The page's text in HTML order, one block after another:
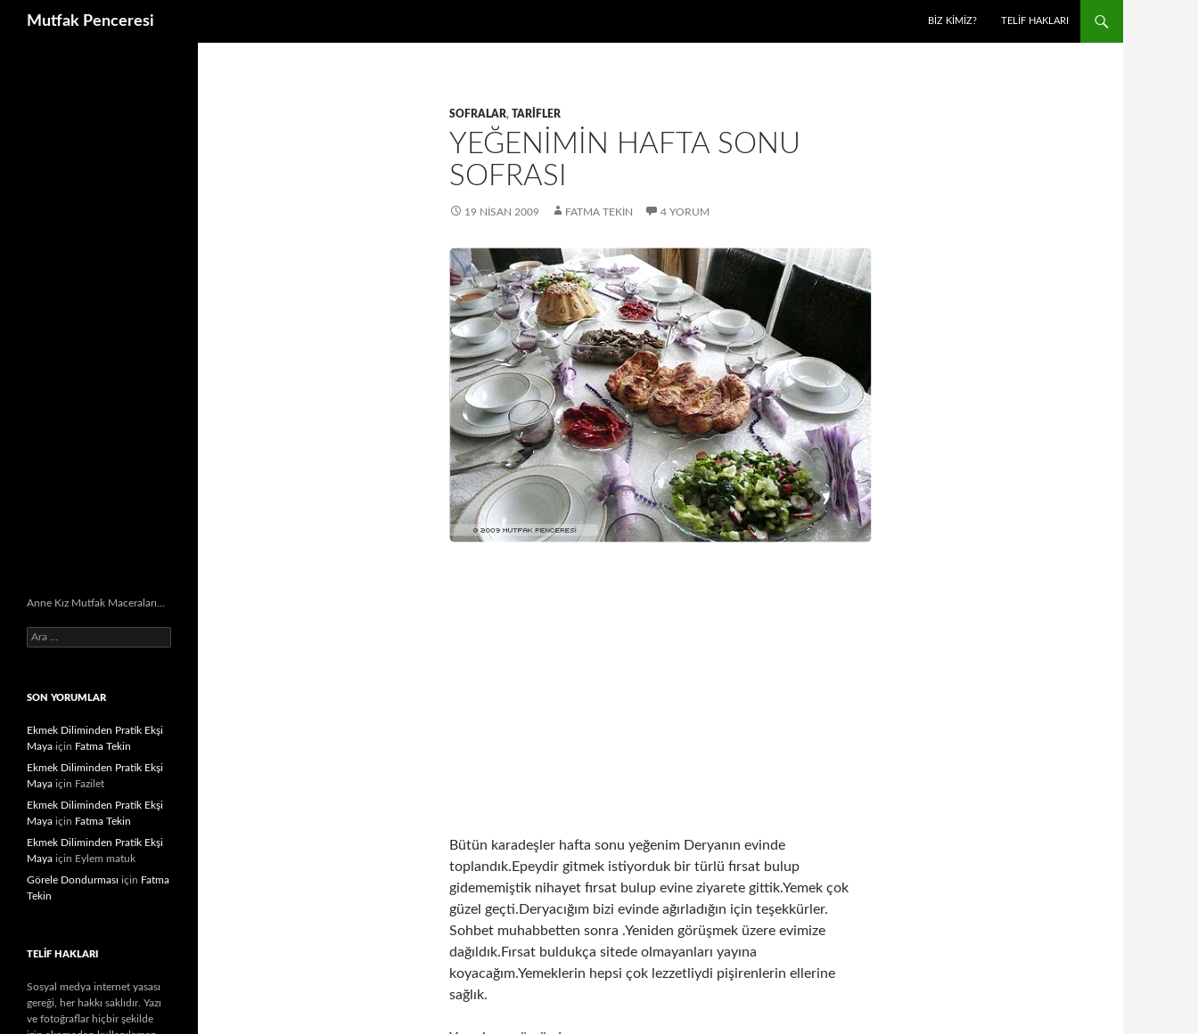
Mutfak Penceresi BIZ KIMIZ? TELIF HAKLARI
SOFRALAR, TARIFLER
YEĞENIMIN HAFTA SONU
SOFRASI
19 NISAN 2009 FATMA TEKIN 4 YORUM
Bütün karadeşler hafta sonu yeğenim Deryanın evinde
toplandık.Epeydir gitmek istiyorduk bir türlü fırsat bulup
gidememiştik nihayet fırsat bulup evine ziyarete gittik.Yemek çok
güzel geçti.Deryacığım bizi evinde ağırladığın için teşekkürler.
Sohbet muhabbetten sonra .Yeniden görüşmek üzere evimize
dağıldık.Fırsat buldukça sitede olmayanları yayına
koyacağım.Yemeklerin hepsi çok lezzetliydi pişirenlerin ellerine
sağlık.
Anne Kız Mutfak Maceraları…
Arama:
SON YORUMLAR
Ekmek Diliminden Pratik Ekşi
Maya için Fatma Tekin
Ekmek Diliminden Pratik Ekşi
Maya için Fazilet
Ekmek Diliminden Pratik Ekşi
Maya için Fatma Tekin
Ekmek Diliminden Pratik Ekşi
Maya için Eylem matuk
Görele Dondurması için Fatma
Tekin
TELIF HAKLARI
Sosyal medya internet yasası
gereği, her hakkı saklıdır. Yazı
ve fotoğraflar hiçbir şekilde